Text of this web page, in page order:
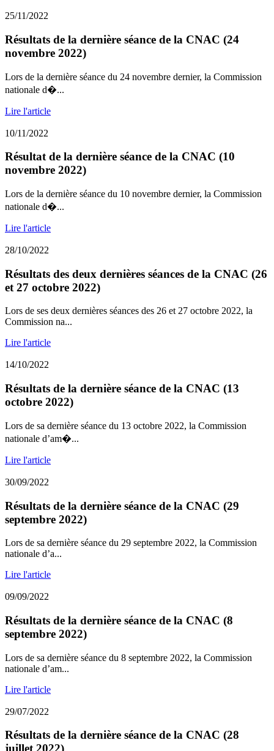
25/11/2022
Résultats de la dernière séance de la CNAC (24
novembre 2022)
Lors de la dernière séance du 24 novembre dernier, la Commission
nationale d�...
Lire l'article
10/11/2022
Résultat de la dernière séance de la CNAC (10
novembre 2022)
Lors de la dernière séance du 10 novembre dernier, la Commission
nationale d�...
Lire l'article
28/10/2022
Résultats des deux dernières séances de la CNAC (26
et 27 octobre 2022)
Lors de ses deux dernières séances des 26 et 27 octobre 2022, la
Commission na...
Lire l'article
14/10/2022
Résultats de la dernière séance de la CNAC (13
octobre 2022)
Lors de sa dernière séance du 13 octobre 2022, la Commission
nationale d’am�...
Lire l'article
30/09/2022
Résultats de la dernière séance de la CNAC (29
septembre 2022)
Lors de sa dernière séance du 29 septembre 2022, la Commission
nationale d’a...
Lire l'article
09/09/2022
Résultats de la dernière séance de la CNAC (8
septembre 2022)
Lors de sa dernière séance du 8 septembre 2022, la Commission
nationale d’am...
Lire l'article
29/07/2022
Résultats de la dernière séance de la CNAC (28